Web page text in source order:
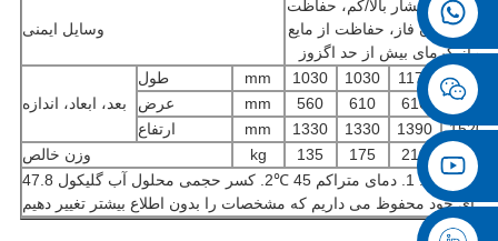
وسایل ایمنی
از فشار بالا/کم، حفاظت
فقدان فاز، حفاظت از مایع
از گرمای بیش از حد اگزوز
بعد، ابعاد، اندازه
طول mm 1030 1030 1170
1350
عرض
mm 560 610 610
680
ارتفاع
mm 1330 1330 1390
1520
وزن خالص
kg 135 175 210 310
برای خود محفوظ می داریم که مشخصات را بدون اطلاع بیشتر تغییر دهیم